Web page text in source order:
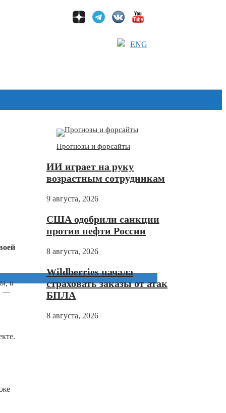
ENG
и
—
Прогнозы и форсайты
ИИ играет на руку
возрастным сотрудникам
9 августа, 2026
США одобрили санкции
против нефти России
8 августа, 2026
Wildberries начала
страховать заказы от атак
БПЛА
8 августа, 2026